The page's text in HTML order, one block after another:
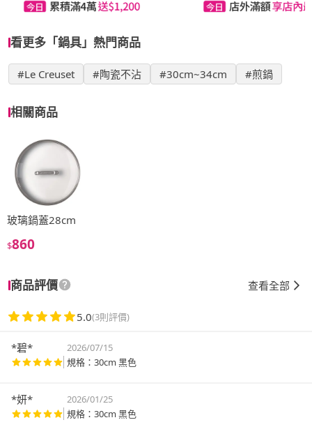
看更多「鍋具」熱門商品
#Le Creuset #陶瓷不沾 #30cm~34cm #煎鍋
相關商品
玻璃鍋蓋28cm
$860
商品評價 查看全部
5.0(3則評價)
*碧*
2026/07/15
規格：30cm 黑色
*妍*
2026/01/25
規格：30cm 黑色